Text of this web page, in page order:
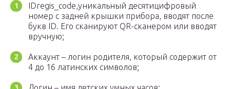
IDregis_code,уникальный десятицифровый
номер с задней крышки прибора, вводят после
букв ID. Его сканируют QR-сканером или вводят
вручную;
Аккаунт – логин родителя, который содержит от
4 до 16 латинских символов;